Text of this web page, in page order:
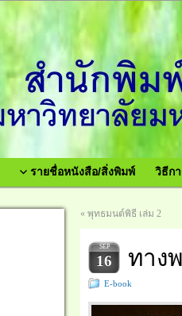
รายชื่อหนังสือ/สิ่งพิมพ์ วิธีก
« พุทธมนต์พิธี เล่ม 2
SEP
16 ทาง
E-book